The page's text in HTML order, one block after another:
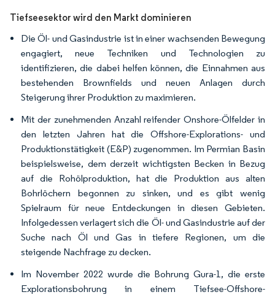
Tiefseesektor wird den Markt dominieren
Die Öl- und Gasindustrie ist in einer wachsenden Bewegung
engagiert, neue Techniken und Technologien zu
identifizieren, die dabei helfen können, die Einnahmen aus
bestehenden Brownfields und neuen Anlagen durch
Steigerung ihrer Produktion zu maximieren.
Mit der zunehmenden Anzahl reifender Onshore-Ölfelder in
den letzten Jahren hat die Offshore-Explorations- und
Produktionstätigkeit (E&P) zugenommen. Im Permian Basin
beispielsweise, dem derzeit wichtigsten Becken in Bezug
auf die Rohölproduktion, hat die Produktion aus alten
Bohrlöchern begonnen zu sinken, und es gibt wenig
Spielraum für neue Entdeckungen in diesen Gebieten.
Infolgedessen verlagert sich die Öl- und Gasindustrie auf der
Suche nach Öl und Gas in tiefere Regionen, um die
steigende Nachfrage zu decken.
Im November 2022 wurde die Bohrung Gura-1, die erste
Explorationsbohrung in einem Tiefsee-Offshore-